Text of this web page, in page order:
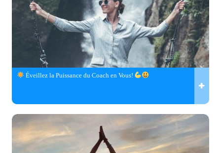
Éveillez la Puissance du Coach en Vous!